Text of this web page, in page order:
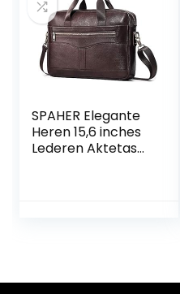
SPAHER Elegante
Heren 15,6 inches
Lederen Aktetas
voor notebook